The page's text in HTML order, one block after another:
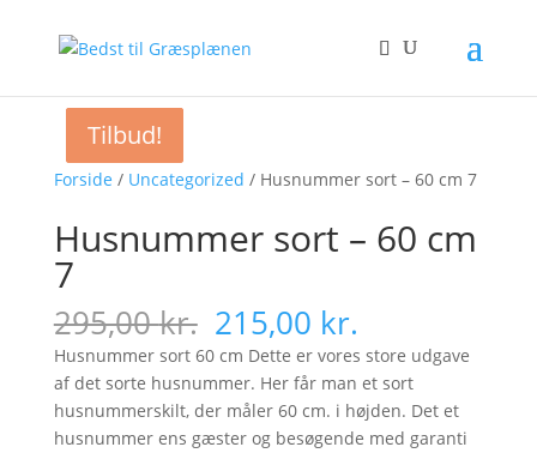
Forside / Uncategorized / Husnummer sort – 60 cm 7
Tilbud!
Husnummer sort – 60 cm
7
295,00kr. Original
price
was:
295,00 kr..
215,00 kr.
price
is:
215,00 kr..
Husnummer sort 60 cm Dette er vores store udgave
af det sorte husnummer. Her får man et sort
husnummerskilt, der måler 60 cm. i højden. Det et
husnummer ens gæster og besøgende med garanti
Tilbud!
Tilbud!